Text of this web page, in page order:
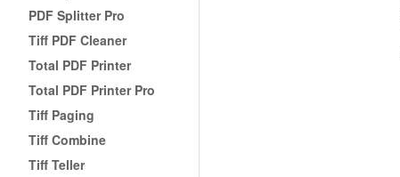
PDF Splitter Pro
Tiff PDF Cleaner
Total PDF Printer
Total PDF Printer Pro
Tiff Paging
Tiff Combine
Tiff Teller